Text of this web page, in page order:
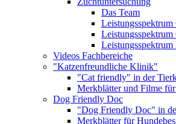
Das Team
Leistungsspektrum
Videos Fachbereiche
"Katzenfreundliche Klinik"
"Cat friendly" in der
Merkblätter und Filme
Dog Friendly Doc
"Dog Friendly Doc" in
Merkblätter für